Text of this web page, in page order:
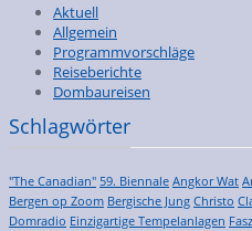
Aktuell
Allgemein
Programmvorschläge
Reiseberichte
Dombaureisen
Schlagwörter
"The Canadian" 59. Biennale Angkor Wat
Bergen op Zoom Bergische Jung Christo
Domradio Einzigartige Tempelanlagen